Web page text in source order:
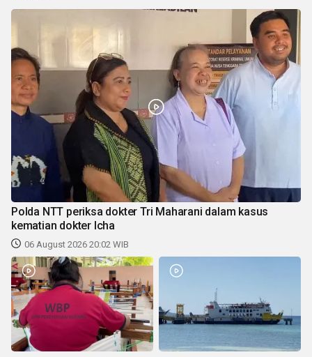
Polda NTT periksa dokter Tri Maharani dalam kasus
kematian dokter Icha
06 August 2026 20:02 WIB